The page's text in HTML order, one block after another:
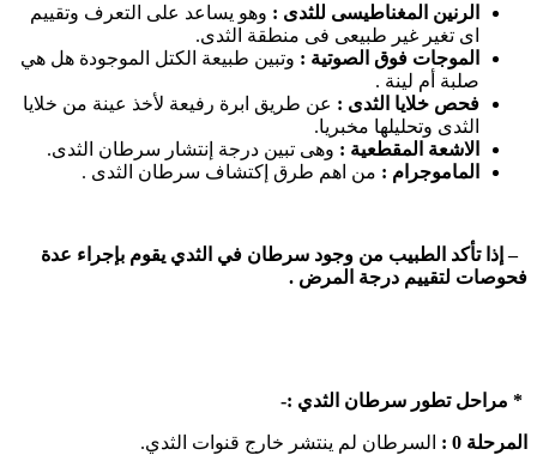
الرنين المغناطيسى للثدى : وهو يساعد على التعرف وتقييم
اى تغير غير طبيعى فى منطقة الثدى.
الموجات فوق الصوتية : وتبين طبيعة الكتل الموجودة هل هي
صلبة أم لينة .
فحص خلايا الثدى : عن طريق ابرة رفيعة لأخذ عينة من خلايا
الثدى وتحليلها مخبريا.
الاشعة المقطعية : وهى تبين درجة إنتشار سرطان الثدى.
الماموجرام : من اهم طرق إكتشاف سرطان الثدى .
– إذا تأكد الطبيب من وجود سرطان في الثدي يقوم بإجراء عدة
فحوصات لتقييم درجة المرض .
* مراحل تطور سرطان الثدي :-
المرحلة 0 : السرطان لم ينتشر خارج قنوات الثدي.